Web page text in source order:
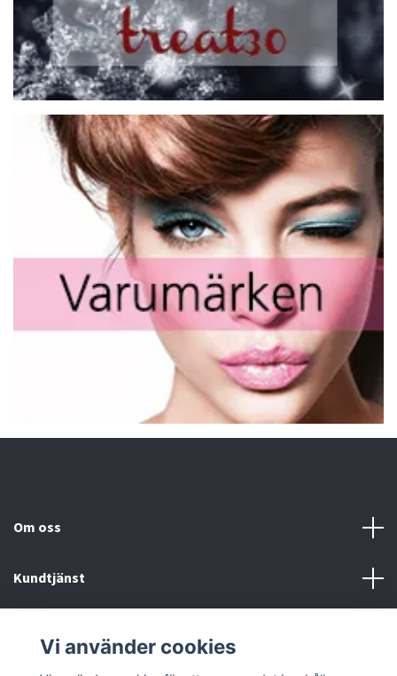
Om oss
Kundtjänst
Vi använder cookies